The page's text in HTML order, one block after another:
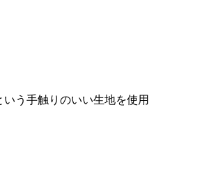
う手触りのいい生地を使用